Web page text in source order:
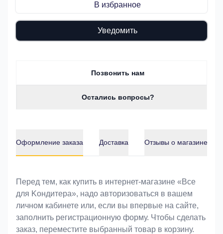
В избранное
Уведомить
Позвонить нам
Остались вопросы?
Оформление заказа Доставка Отзывы о магазине
Оформление заказа
Перед тем, как купить в интернет-магазине «Bce
для Koндитeрa», надо авторизоваться в вашем
личном кабинете или, если вы впервые на сайте,
заполнить регистрационную форму. Чтобы сделать
заказ, переместите выбранный товар в корзину.